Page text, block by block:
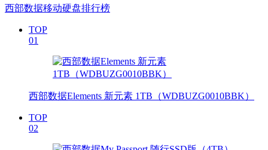
西部数据移动硬盘排行榜
TOP
01
西部数据Elements 新元素 1TB（WDBUZG0010BBK）
TOP
02